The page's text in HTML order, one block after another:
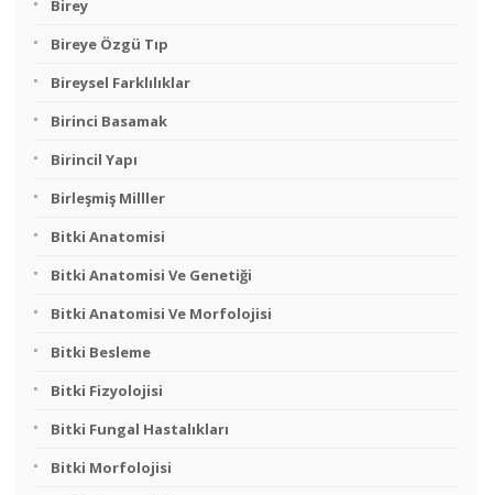
Birey
Bireye Özgü Tıp
Bireysel Farklılıklar
Birinci Basamak
Birincil Yapı
Birleşmiş Milller
Bitki Anatomisi
Bitki Anatomisi Ve Genetiği
Bitki Anatomisi Ve Morfolojisi
Bitki Besleme
Bitki Fizyolojisi
Bitki Fungal Hastalıkları
Bitki Morfolojisi